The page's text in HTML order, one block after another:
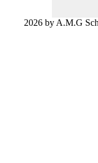
2026 by A.M.G